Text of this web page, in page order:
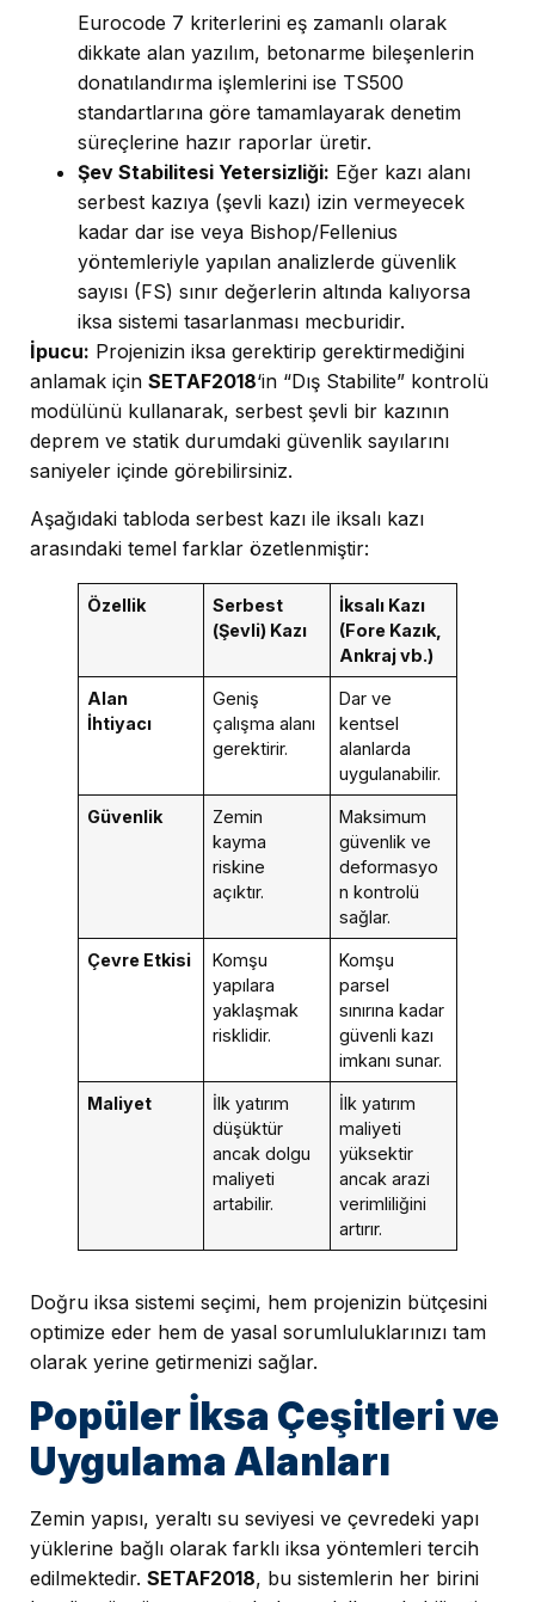
Eurocode 7 kriterlerini eş zamanlı olarak
dikkate alan yazılım, betonarme bileşenlerin
donatılandırma işlemlerini ise TS500
standartlarına göre tamamlayarak denetim
süreçlerine hazır raporlar üretir.
Şev Stabilitesi Yetersizliği: Eğer kazı alanı
serbest kazıya (şevli kazı) izin vermeyecek
kadar dar ise veya Bishop/Fellenius
yöntemleriyle yapılan analizlerde güvenlik
sayısı (FS) sınır değerlerin altında kalıyorsa
iksa sistemi tasarlanması mecburidir.
İpucu: Projenizin iksa gerektirip gerektirmediğini
anlamak için SETAF2018‘in “Dış Stabilite” kontrolü
modülünü kullanarak, serbest şevli bir kazının
deprem ve statik durumdaki güvenlik sayılarını
saniyeler içinde görebilirsiniz.
Aşağıdaki tabloda serbest kazı ile iksalı kazı
arasındaki temel farklar özetlenmiştir:
Özellik
Serbest
(Şevli) Kazı
İksalı Kazı
(Fore Kazık,
Ankraj vb.)
Alan
İhtiyacı
Geniş
çalışma alanı
gerektirir.
Dar ve
kentsel
alanlarda
uygulanabilir.
Güvenlik
Zemin
kayma
riskine
açıktır.
Maksimum
güvenlik ve
deformasyo
n kontrolü
sağlar.
Çevre Etkisi
Komşu
yapılara
yaklaşmak
risklidir.
Komşu
parsel
sınırına kadar
güvenli kazı
imkanı sunar.
Maliyet
İlk yatırım
düşüktür
ancak dolgu
maliyeti
artabilir.
İlk yatırım
maliyeti
yüksektir
ancak arazi
verimliliğini
artırır.
Doğru iksa sistemi seçimi, hem projenizin bütçesini
optimize eder hem de yasal sorumluluklarınızı tam
olarak yerine getirmenizi sağlar.
Popüler İksa Çeşitleri ve
Uygulama Alanları
Zemin yapısı, yeraltı su seviyesi ve çevredeki yapı
yüklerine bağlı olarak farklı iksa yöntemleri tercih
edilmektedir. SETAF2018, bu sistemlerin her birini